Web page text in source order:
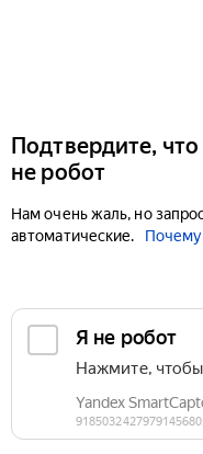
Подтвердите,
не робот
Нам очень жаль, но
автоматические.
Почему